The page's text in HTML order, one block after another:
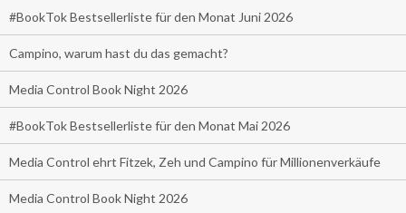
#BookTok Bestsellerliste für den Monat Juni 2026
Campino, warum hast du das gemacht?
Media Control Book Night 2026
#BookTok Bestsellerliste für den Monat Mai 2026
Media Control ehrt Fitzek, Zeh und Campino für Millionenverkäufe
Media Control Book Night 2026